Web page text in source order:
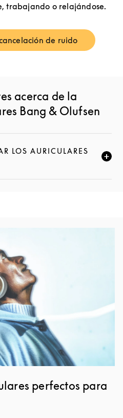
trabajando o relajándose.
de ruido
Link Opens in New Tab
acerca de la
Bang & Olufsen
LOS AURICULARES
ESTA DESCRIPCIÓN Y
perfectos para